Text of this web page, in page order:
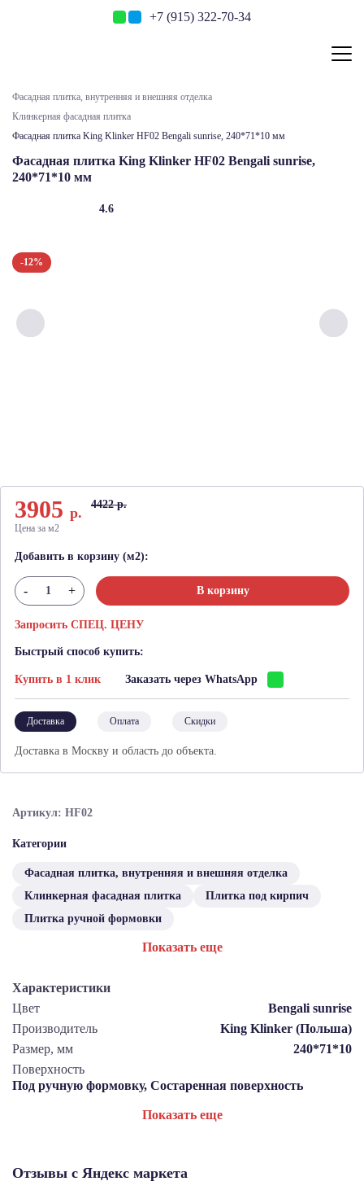
+7 (915) 322-70-34
Фасадная плитка, внутренняя и внешняя отделка
Клинкерная фасадная плитка
Фасадная плитка King Klinker HF02 Bengali sunrise, 240*71*10 мм
Фасадная плитка King Klinker HF02 Bengali sunrise,
240*71*10 мм
4.6
-12%
Артикул: HF02
Категории
Фасадная плитка, внутренняя и внешняя отделка
Клинкерная фасадная плитка
Плитка под кирпич
Плитка ручной формовки
Показать еще
Характеристики
Цвет
Bengali sunrise
Производитель
King Klinker (Польша)
Размер, мм
240*71*10
Поверхность
Под ручную формовку, Состаренная поверхность
Показать еще
3905 р.
Цена за м2
4422 р.
Добавить в корзину (м2):
- + В корзину
Запросить СПЕЦ. ЦЕНУ
Быстрый способ купить:
Купить в 1 клик Заказать через WhatsApp
Доставка Оплата Скидки
Доставка в Москву и область до объекта.
Отзывы с Яндекс маркета